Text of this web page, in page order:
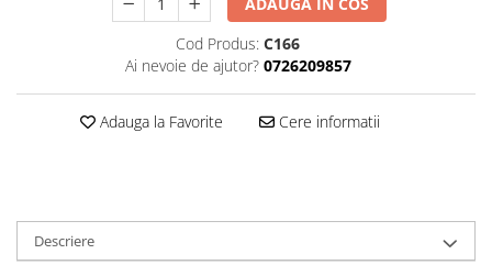
Distantiere cofraje
Sarma zincata
Cod Produs: C166
Ai nevoie de ajutor? 0726209857
Adauga la Favorite Cere informatii
Descriere